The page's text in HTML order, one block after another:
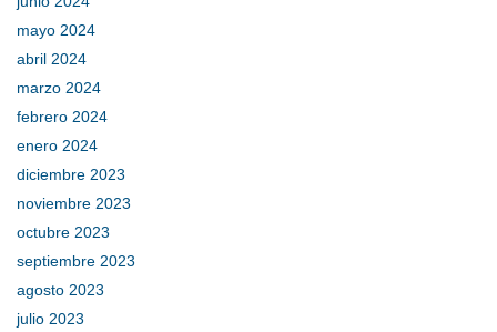
mayo 2024
abril 2024
marzo 2024
febrero 2024
enero 2024
diciembre 2023
noviembre 2023
octubre 2023
septiembre 2023
agosto 2023
julio 2023